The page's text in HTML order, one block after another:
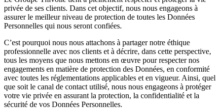
privée de ses clients. Dans cet objectif, nous nous engageons à
assurer le meilleur niveau de protection de toutes les Données
Personnelles qui nous seront confiées.
C’est pourquoi nous nous attachons à partager notre éthique
professionnelle avec nos clients et à décrire, dans cette perspective,
tous les moyens que nous mettons en œuvre pour respecter nos
engagements en matière de protection des Données, en conformité
avec toutes les réglementations applicables et en vigueur. Ainsi, quel
que soit le canal de contact utilisé, nous nous engageons à protéger
votre vie privée en assurant la protection, la confidentialité et la
sécurité de vos Données Personnelles.